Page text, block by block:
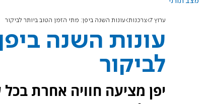
ערוץ 7 צרכנות עונות השנה ביפן: מתי הזמן הטוב ביותר לביקור
עונות השנה
לביקור
יפן מציעה חוויה אחרת